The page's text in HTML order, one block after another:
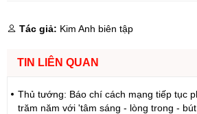
Tác giả: Kim Anh biên tập
TIN LIÊN QUAN
Thủ tướng: Báo chí cách mạng tiếp tục
trăm năm với 'tâm sáng - lòng trong -